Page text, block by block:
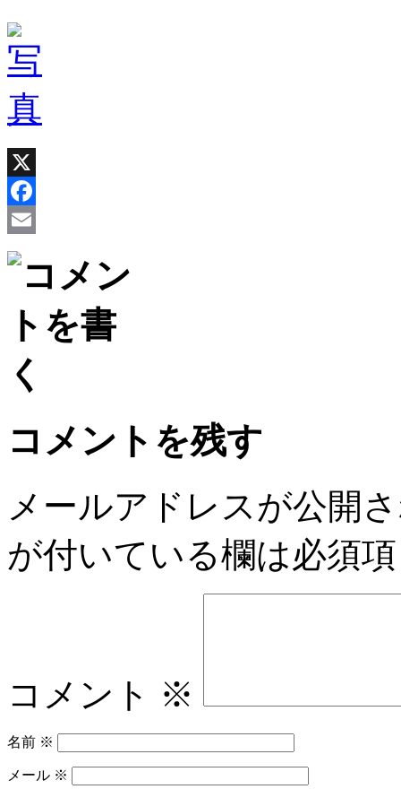
X
Facebook
Email
コメントを残す
メールアドレスが公開
が付いている欄は必須
コメント ※
名前 ※
メール ※